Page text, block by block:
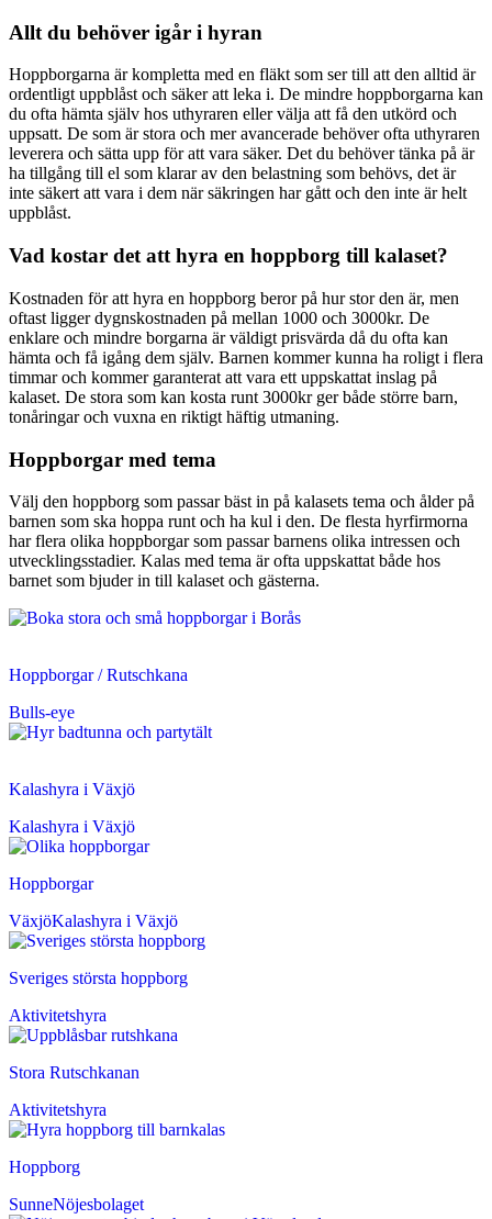
Allt du behöver igår i hyran
Hoppborgarna är kompletta med en fläkt som ser till att den alltid är
ordentligt uppblåst och säker att leka i. De mindre hoppborgarna kan
du ofta hämta själv hos uthyraren eller välja att få den utkörd och
uppsatt. De som är stora och mer avancerade behöver ofta uthyraren
leverera och sätta upp för att vara säker. Det du behöver tänka på är
ha tillgång till el som klarar av den belastning som behövs, det är
inte säkert att vara i dem när säkringen har gått och den inte är helt
uppblåst.
Vad kostar det att hyra en hoppborg till kalaset?
Kostnaden för att hyra en hoppborg beror på hur stor den är, men
oftast ligger dygnskostnaden på mellan 1000 och 3000kr. De
enklare och mindre borgarna är väldigt prisvärda då du ofta kan
hämta och få igång dem själv. Barnen kommer kunna ha roligt i flera
timmar och kommer garanterat att vara ett uppskattat inslag på
kalaset. De stora som kan kosta runt 3000kr ger både större barn,
tonåringar och vuxna en riktigt häftig utmaning.
Hoppborgar med tema
Välj den hoppborg som passar bäst in på kalasets tema och ålder på
barnen som ska hoppa runt och ha kul i den. De flesta hyrfirmorna
har flera olika hoppborgar som passar barnens olika intressen och
utvecklingsstadier. Kalas med tema är ofta uppskattat både hos
barnet som bjuder in till kalaset och gästerna.
Hoppborgar / Rutschkana
Bulls-eye
Kalashyra i Växjö
Kalashyra i Växjö
Hoppborgar
VäxjöKalashyra i Växjö
Sveriges största hoppborg
Aktivitetshyra
Stora Rutschkanan
Aktivitetshyra
Hoppborg
SunneNöjesbolaget